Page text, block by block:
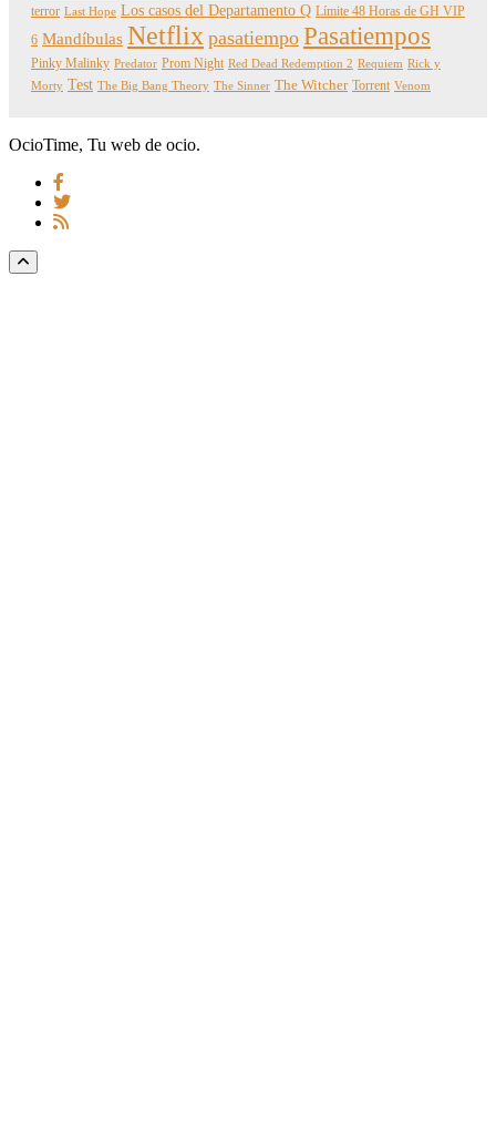
terror Last Hope Los casos del Departamento Q Límite 48 Horas de GH VIP
6 Mandíbulas Netflix pasatiempo Pasatiempos
Pinky Malinky Predator Prom Night Red Dead Redemption 2 Requiem Rick y
Morty Test The Big Bang Theory The Sinner The Witcher Torrent Venom
OcioTime, Tu web de ocio.